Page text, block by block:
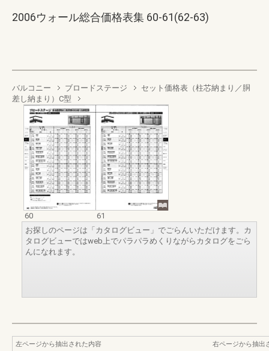
2006ウォール総合価格表集 60-61(62-63)
バルコニー ブロードステージ
セット価格表（柱芯納まり／胴
差し納まり）C型
60
61
お探しのページは「カタログビュー」でごらんいただけます。カ
タログビューではweb上でパラパラめくりながらカタログをごら
んになれます。
左ページから抽出された内容
右ページから抽出